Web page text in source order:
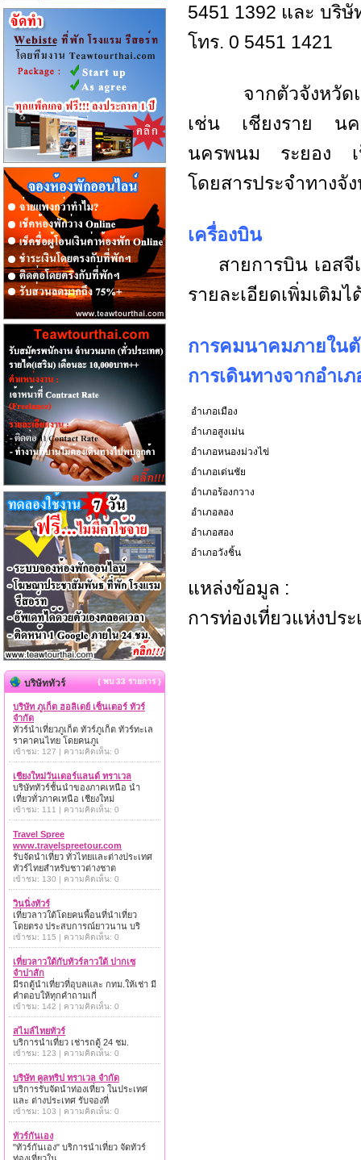
5451 1392 และ บริ
โทร. 0 5451 1421
จากตัวจังหวัดแพ
เช่น เชียงราย น
นครพนม ระยอง เ
โดยสารประจำทางจั
เครื่องบิน
สายการบิน เอสจีเ
รายละเอียดเพิ่มเติม
การคมนาคมภายใน
การเดินทางจากอำเ
อำเภอเมือง
อำเภอสูงเม่น
อำเภอหนองม่วงไข่
อำเภอเด่นชัย
อำเภอร้องกวาง
อำเภอลอง
อำเภอสอง
อำเภอวังชิ้น
แหล่งข้อมูล :
การท่องเที่ยวแห่งปร
บริษัททัวร์ { พบ 33 รายการ }
บริษัท ภูเก็ต ฮอลิเดย์ เซ็นเตอร์ ทัวร์
จำกัด
ทัวร์นำเที่ยวภูเก็ต ทัวร์ภูเก็ต ทัวร์ทะเล
ราคาคนไทย โดยคนภูเ
เข้าชม: 127 | ความคิดเห็น: 0
เชียงใหม่วันเดอร์แลนด์ ทราเวล
บริษัททัวร์ชั้นนำของภาคเหนือ นำ
เที่ยวทั่วภาคเหนือ เชียงใหม่
เข้าชม: 111 | ความคิดเห็น: 0
Travel Spree
www.travelspreetour.com
รับจัดนำเที่ยว ทั่วไทยและต่างประเทศ
ทัวร์ไทยสำหรับชาวต่างชาต
เข้าชม: 130 | ความคิดเห็น: 0
วินนิ่งทัวร์
เที่ยวลาวใต้โดยคนพื้อนที่นำเที่ยว
โดยตรง ประสบการณ์ยาวนาน บริ
เข้าชม: 115 | ความคิดเห็น: 0
เที่ยวลาวใต้กับทัวร์ลาวใต้ ปากเซ
จำปาสัก
มีรถตู้นำเที่ยวที่อุบลและ กทม.ให้เช่า มี
คำตอบให้ทุกคำถามเกี่
เข้าชม: 142 | ความคิดเห็น: 0
สไมล์ไทยทัวร์
บริการนำเที่ยว เช่ารถตู้ 24 ชม.
เข้าชม: 123 | ความคิดเห็น: 0
บริษัท คูลทริป ทราเวล จำกัด
บริการรับจัดนำท่องเที่ยว ในประเทศ
และ ต่างประเทศ รับจองที่
เข้าชม: 103 | ความคิดเห็น: 0
ทัวร์กันเอง
"ทัวร์กันเอง" บริการนำเที่ยว จัดทัวร์